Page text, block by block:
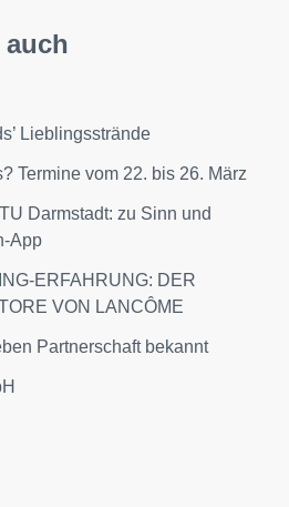
auch
Lieblingsstrände
Termine vom 22. bis 26. März
Darmstadt: zu Sinn und
App
ERFAHRUNG: DER
VON LANCÔME
Partnerschaft bekannt